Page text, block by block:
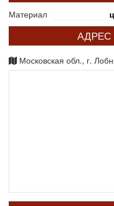
Материал
Московская обл., г.